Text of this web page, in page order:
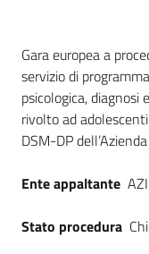
telematiche
English
site
Dati del
Gara europea a
servizio di
psicologica,
rivolto ad
DSM-DP
Ente appaltante
Stato procedura